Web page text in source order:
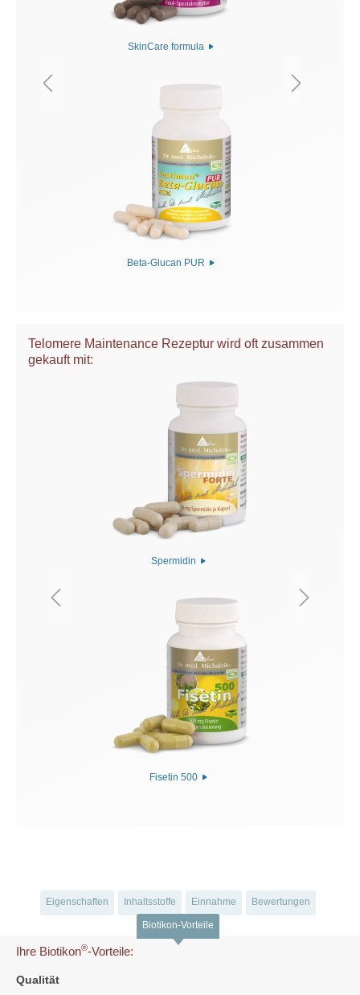
SkinCare formula
Beta-Glucan PUR
Telomere Maintenance Rezeptur wird oft zusammen
gekauft mit:
Spermidin
Fisetin 500
Eigenschaften Inhaltsstoffe Einnahme Bewertungen
Biotikon-Vorteile
Ihre Biotikon®-Vorteile:
Qualität